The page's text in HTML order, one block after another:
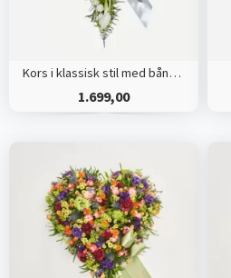
Kors i klassisk stil med bånd - creme
1.699,00